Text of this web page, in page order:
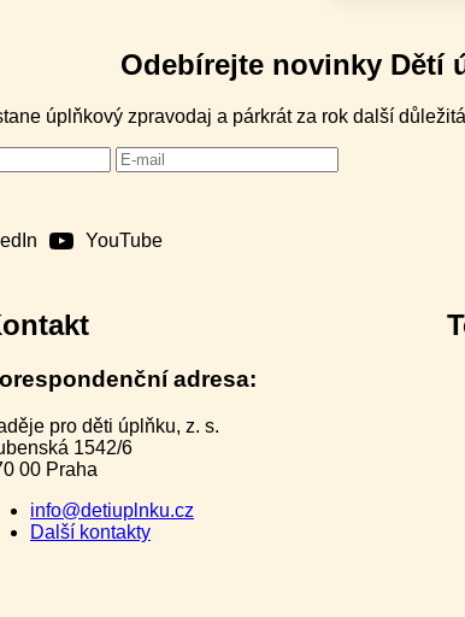
Odebírejte novinky Dětí
úplňkový zpravodaj a párkrát za rok další
YouTube
adresa:
pro děti úplňku, z. s.
1542/6
00 Praha
info@detiuplnku.cz
Další kontakty